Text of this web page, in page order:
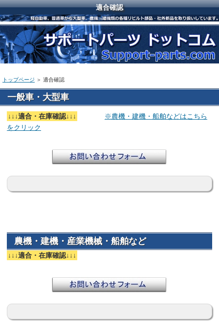
適合確認
トップページ ＞ 適合確認
一般車・大型車
↓↓↓適合・在庫確認↓↓↓
※農機・建機・船舶などはこちら
をクリック
農機・建機・産業機械・船舶など
↓↓↓適合・在庫確認↓↓↓